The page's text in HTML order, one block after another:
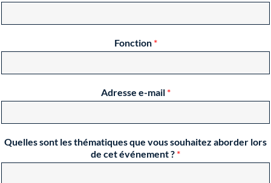
Fonction *
Adresse e-mail *
Quelles sont les thématiques que vous souhaitez aborder lors
de cet événement ? *